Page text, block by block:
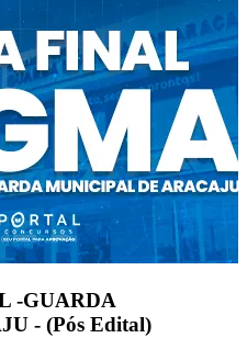
-GUARDA
- (Pós Edital)